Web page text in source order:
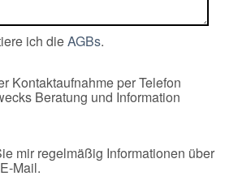
ich dieAGBs.
Kontaktaufnahme per Telefon
Beratung und Information
mir regelmäßig Informationen über
Mail.